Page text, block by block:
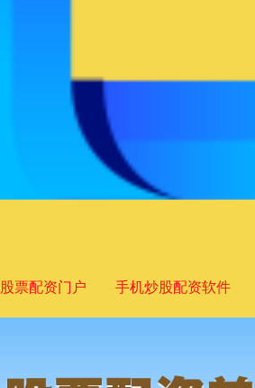
股票配资门户 手机炒股配资软件